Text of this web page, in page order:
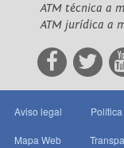
ATM técnica a
ATM jurídica a
Aviso legal
Mapa Web